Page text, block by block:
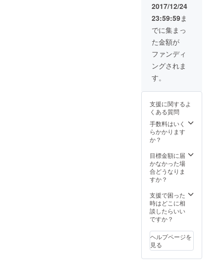
2017/12/24
23:59:59ま
でに集まっ
た金額が
ファンディ
ングされま
す。
支援に関するよ
くある質問
手数料はいく
らかかります
か？
目標金額に届
かなかった場
合どうなりま
すか？
支援で困った
時はどこに相
談したらいい
ですか？
ヘルプページを
見る